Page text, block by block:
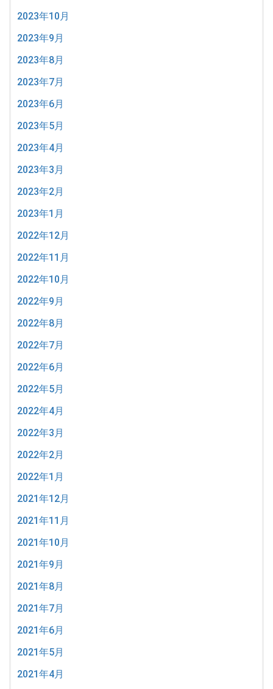
2023年10月
2023年9月
2023年8月
2023年7月
2023年6月
2023年5月
2023年4月
2023年3月
2023年2月
2023年1月
2022年12月
2022年11月
2022年10月
2022年9月
2022年8月
2022年7月
2022年6月
2022年5月
2022年4月
2022年3月
2022年2月
2022年1月
2021年12月
2021年11月
2021年10月
2021年9月
2021年8月
2021年7月
2021年6月
2021年5月
2021年4月